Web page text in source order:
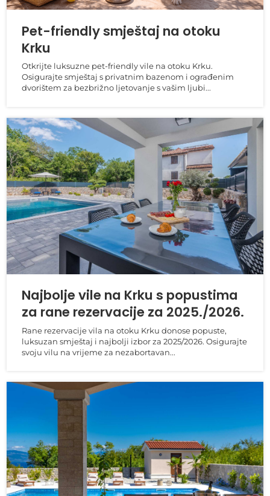
Pet-friendly smještaj na otoku
Krku
Otkrijte luksuzne pet-friendly vile na otoku Krku.
Osigurajte smještaj s privatnim bazenom i ograđenim
dvorištem za bezbrižno ljetovanje s vašim ljubi...
Najbolje vile na Krku s popustima
za rane rezervacije za 2025./2026.
Rane rezervacije vila na otoku Krku donose popuste,
luksuzan smještaj i najbolji izbor za 2025/2026. Osigurajte
svoju vilu na vrijeme za nezabortavan...